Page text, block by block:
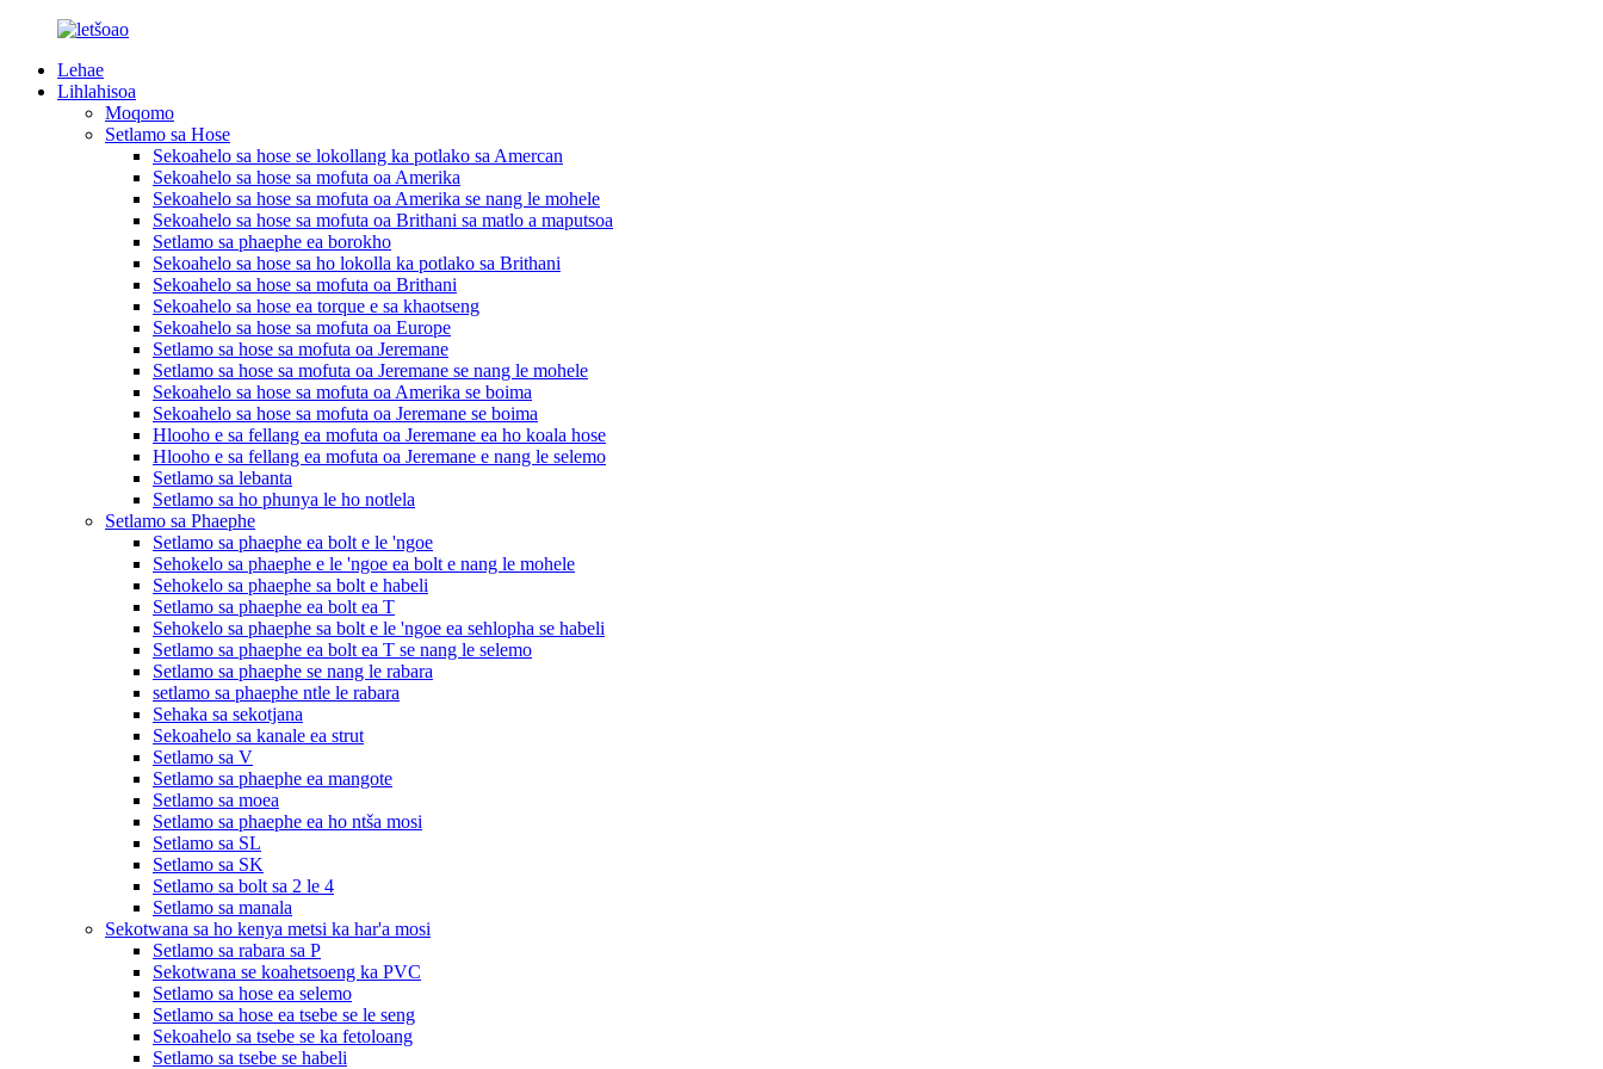
Lehae
Lihlahisoa
Moqomo
Setlamo sa Hose
Sekoahelo sa hose se lokollang ka potlako sa Amercan
Sekoahelo sa hose sa mofuta oa Amerika
Sekoahelo sa hose sa mofuta oa Amerika se nang le mohele
Sekoahelo sa hose sa mofuta oa Brithani sa matlo a maputsoa
Setlamo sa phaephe ea borokho
Sekoahelo sa hose sa ho lokolla ka potlako sa Brithani
Sekoahelo sa hose sa mofuta oa Brithani
Sekoahelo sa hose ea torque e sa khaotseng
Sekoahelo sa hose sa mofuta oa Europe
Setlamo sa hose sa mofuta oa Jeremane
Setlamo sa hose sa mofuta oa Jeremane se nang le mohele
Sekoahelo sa hose sa mofuta oa Amerika se boima
Sekoahelo sa hose sa mofuta oa Jeremane se boima
Hlooho e sa fellang ea mofuta oa Jeremane ea ho koala hose
Hlooho e sa fellang ea mofuta oa Jeremane e nang le selemo
Setlamo sa lebanta
Setlamo sa ho phunya le ho notlela
Setlamo sa Phaephe
Setlamo sa phaephe ea bolt e le 'ngoe
Sehokelo sa phaephe e le 'ngoe ea bolt e nang le mohele
Sehokelo sa phaephe sa bolt e habeli
Setlamo sa phaephe ea bolt ea T
Sehokelo sa phaephe sa bolt e le 'ngoe ea sehlopha se habeli
Setlamo sa phaephe ea bolt ea T se nang le selemo
Setlamo sa phaephe se nang le rabara
setlamo sa phaephe ntle le rabara
Sehaka sa sekotjana
Sekoahelo sa kanale ea strut
Setlamo sa V
Setlamo sa phaephe ea mangote
Setlamo sa moea
Setlamo sa phaephe ea ho ntša mosi
Setlamo sa SL
Setlamo sa SK
Setlamo sa bolt sa 2 le 4
Setlamo sa manala
Sekotwana sa ho kenya metsi ka har'a mosi
Setlamo sa rabara sa P
Sekotwana se koahetsoeng ka PVC
Setlamo sa hose ea selemo
Setlamo sa hose ea tsebe se le seng
Sekoahelo sa tsebe se ka fetoloang
Setlamo sa tsebe se habeli